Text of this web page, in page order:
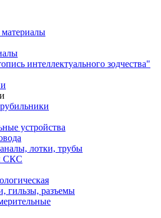
интеллектуального зодчества"
устройства
лотки, трубы
СКС
гильзы, разъемы